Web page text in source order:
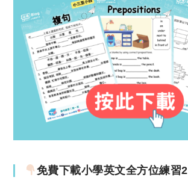
免費下載小學英文全方位練習2